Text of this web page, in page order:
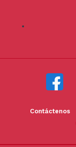
Contáctenos